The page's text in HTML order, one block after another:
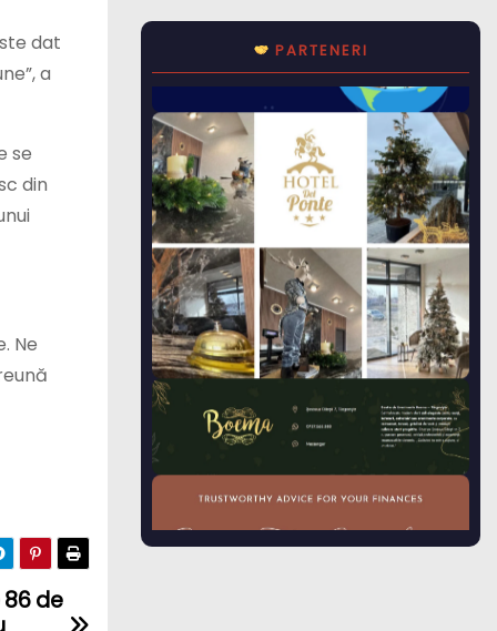
dat
a
se
din
Ne
de
PARTENERI